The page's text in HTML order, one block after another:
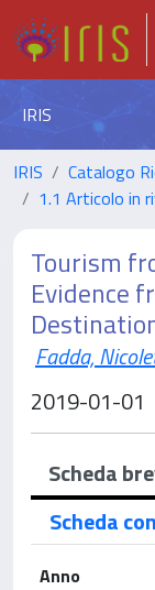
IRIS
IRIS Catalogo
1.1 Articolo in
Tourism
Evidence
Fadda,
2019-01-01
Scheda
Scheda
Anno